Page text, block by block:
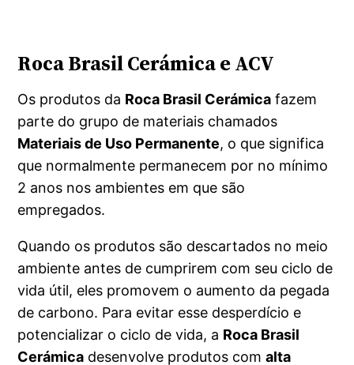
Roca Brasil Cerámica e ACV
Os produtos da Roca Brasil Cerámica fazem
parte do grupo de materiais chamados
Materiais de Uso Permanente, o que significa
que normalmente permanecem por no mínimo
2 anos nos ambientes em que são
empregados.
Quando os produtos são descartados no meio
ambiente antes de cumprirem com seu ciclo de
vida útil, eles promovem o aumento da pegada
de carbono. Para evitar esse desperdício e
potencializar o ciclo de vida, a Roca Brasil
Cerámica desenvolve produtos comalta